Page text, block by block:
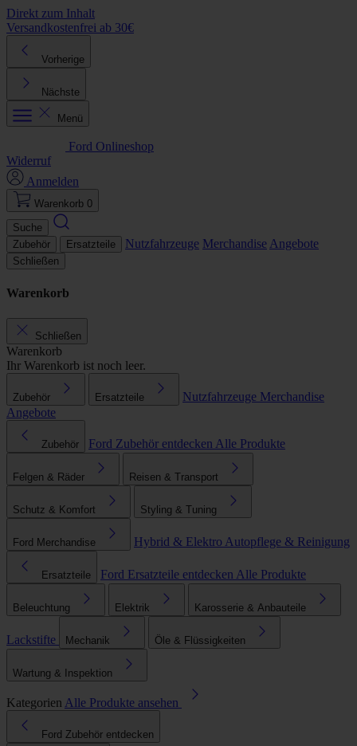
Direkt zum Inhalt
Versandkostenfrei ab 30€
Vorherige
Nächste
Menü
Ford Onlineshop
Widerruf
Anmelden
Warenkorb 0
Suche
Zubehör
Ersatzteile Nutzfahrzeuge Merchandise Angebote
Schließen
Warenkorb
Schließen
Warenkorb
Ihr Warenkorb ist noch leer.
Zubehör Ersatzteile Nutzfahrzeuge Merchandise
Angebote
Zubehör Ford Zubehör entdecken Alle Produkte
Felgen & Räder Reisen & Transport
Schutz & Komfort Styling & Tuning
Ford Merchandise Hybrid & Elektro Autopflege & Reinigung
Ersatzteile Ford Ersatzteile entdecken Alle Produkte
Beleuchtung Elektrik Karosserie & Anbauteile
Lackstifte Mechanik Öle & Flüssigkeiten
Wartung & Inspektion
Kategorien Alle Produkte ansehen
Ford Zubehör entdecken